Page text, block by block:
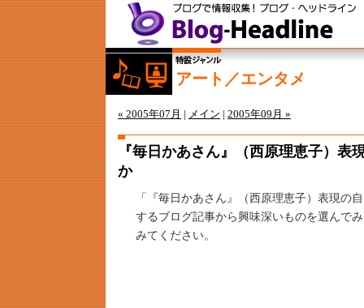
アート／エンタメ
« 2005年07月 メイン 2005年09月 »
『毎日かあさん』（西原理恵子）表
か
「『毎日かあさん』（西原理恵子）表現の
するブログ記事から興味深いものを選んで
みてください。